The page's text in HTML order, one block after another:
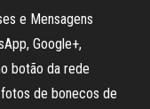
e Mensagens
Google+,
botão da rede
de bonecos de